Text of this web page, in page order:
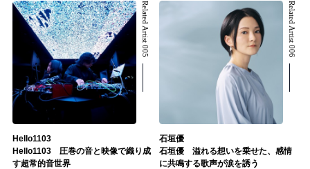
Related Artist 005
Hello1103
Hello1103 圧巻の音と映像で織り成
す超常的音世界
Related Artist 006
石垣優
石垣優 溢れる想いを乗せた、感情
に共鳴する歌声が涙を誘う